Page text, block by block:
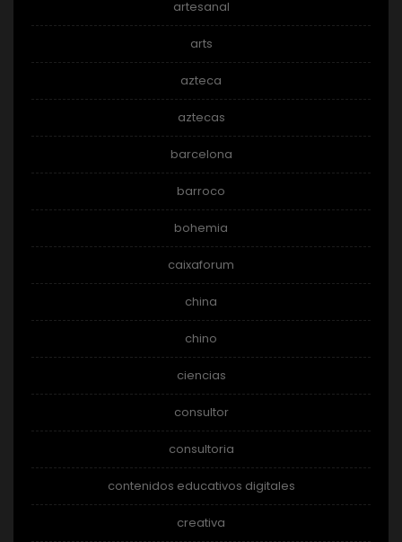
artesanal
arts
azteca
aztecas
barcelona
barroco
bohemia
caixaforum
china
chino
ciencias
consultor
consultoria
contenidos educativos digitales
creativa